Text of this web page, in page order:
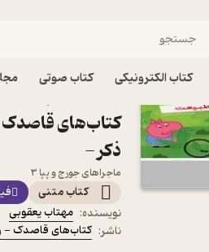
کتاب الکترونیکی کتاب صوتی
کتاب‌های قاصدک
ذکر -
ماجراهای جورج و پپا ۳
کتاب متنی
نویسنده: مهتاب یعقوبی
ناشر: کتاب‌های قاصدک -